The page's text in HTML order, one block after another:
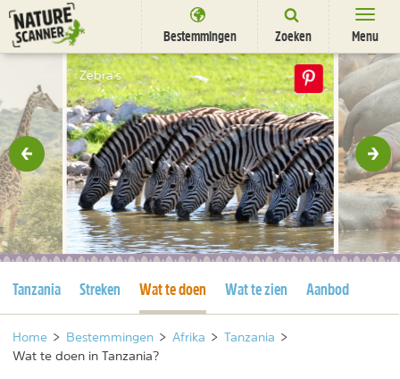
Ga
naar
content
Bestemmingen Zoeken Menu
Bestemmingen
Overnachten
Activiteiten
Natuurparken
Dieren
Nieuwsbrief Uitgelicht
Zebra's
Huidige pagina
Tanzania Streken Huidige pagina
Wat te doen Wat te zien Aanbod
Home > Bestemmingen > Afrika > Tanzania >
Wat te doen in Tanzania?